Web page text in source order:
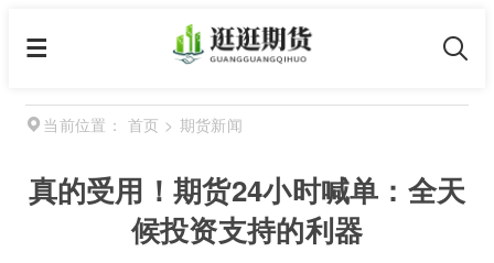
当前位置： 首页 > 期货新闻
真的受用！期货24小时喊单：全天
候投资支持的利器